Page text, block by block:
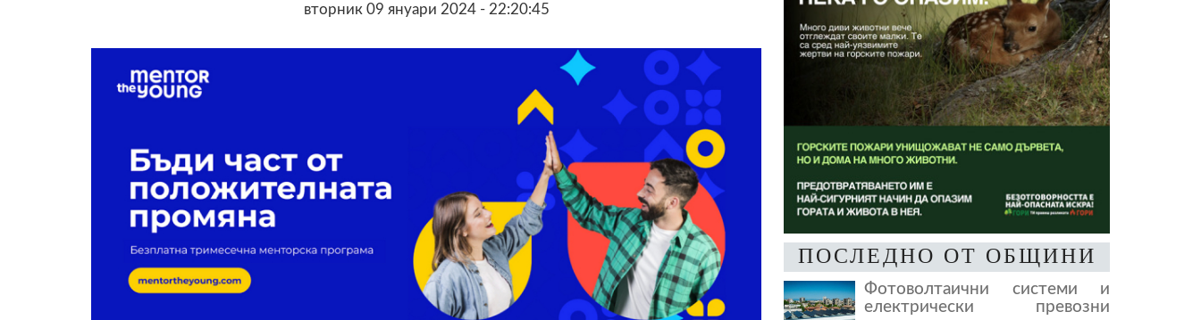
вторник 09 януари 2024 - 22:20:45
ПОСЛЕДНО ОТ ОБЩИНИ
Фотоволтаични системи и
електрически превозни